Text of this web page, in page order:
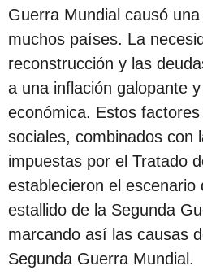
Guerra Mundial causó
muchos países. La
reconstrucción y las
a una inflación galopante
económica. Estos
sociales, combinados con
impuestas por el Tratado
establecieron el escenario
estallido de la Segunda
marcando así las causas
Segunda Guerra Mundial.